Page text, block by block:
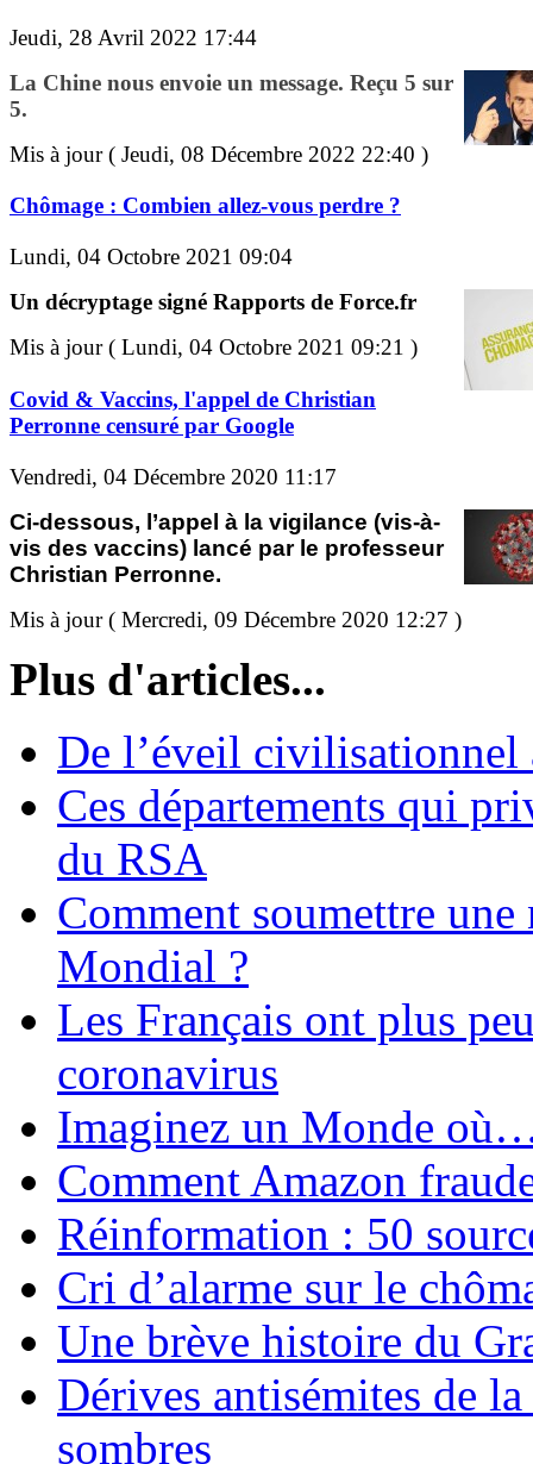
Jeudi, 28 Avril 2022 17:44
La Chine nous envoie un message. Reçu 5 sur
5.
Mis à jour ( Jeudi, 08 Décembre 2022 22:40 )
Chômage : Combien allez-vous perdre ?
Lundi, 04 Octobre 2021 09:04
Un décryptage signé Rapports de Force.fr
Mis à jour ( Lundi, 04 Octobre 2021 09:21 )
Covid & Vaccins, l'appel de Christian
Perronne censuré par Google
Vendredi, 04 Décembre 2020 11:17
Ci-dessous, l’appel à la vigilance (vis-à-
vis des vaccins) lancé par le professeur
Christian Perronne.
Mis à jour ( Mercredi, 09 Décembre 2020 12:27 )
Plus d'articles...
De l’éveil
Ces départements qui
du RSA
Comment soumettre
Mondial ?
Les Français ont plus
coronavirus
Imaginez un Monde
Comment Amazon
Réinformation : 50
Cri d’alarme sur le
Une brève histoire du
Dérives antisémites de
sombres